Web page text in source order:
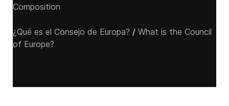
Composition
¿Qué es el Consejo de Europa? / What is the Council
of Europe?